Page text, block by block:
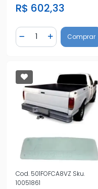
R$ 602,33
Diminuir Quantidade
Quantidade
AdicionarComprar
Cod. 501FOFCA8VZ Sku.
10051861